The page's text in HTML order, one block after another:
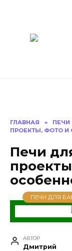
ГЛАВНАЯ » ПЕЧИ
ПРОЕКТЫ, ФОТО И
Печи
ПЕЧИ ДЛЯ
АВТОР
Дмитрий